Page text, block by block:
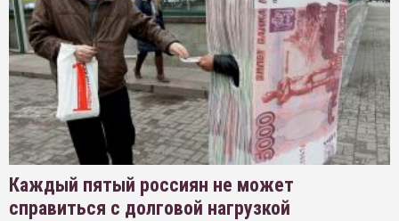
Каждый пятый россиян не может
справиться с долговой нагрузкой